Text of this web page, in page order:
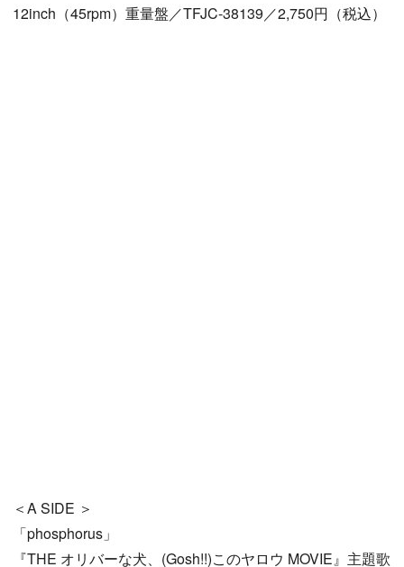
12inch（45rpm）重量盤／TFJC-38139／2,750円（税込）
＜A SIDE ＞
「phosphorus」
『THE オリバーな犬、(Gosh!!)このヤロウ MOVIE』主題歌